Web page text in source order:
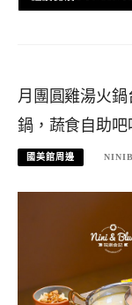
月團圓雞湯火
鍋，蔬食自助吧
國美館周邊